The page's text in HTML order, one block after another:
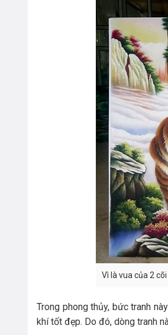
Vì là vua của 2
Trong phong thủy, bức tranh
khí tốt đẹp. Do đó, dòng tranh